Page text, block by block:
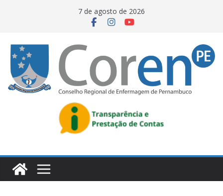
7 de agosto de 2026